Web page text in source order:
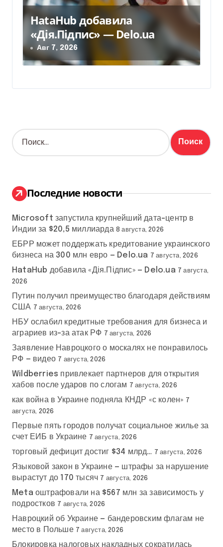
HataHub добавила
«Дія.Підпис» — Delo.ua
Авг 7, 2026
Н
а
:
Последние новости
Microsoft запустила крупнейший дата-центр в
Индии за $20,5 миллиарда 8 августа, 2026
ЕБРР может поддержать кредитование украинского
бизнеса на 300 млн евро — Delo.ua 7 августа, 2026
HataHub добавила «Дія.Підпис» — Delo.ua 7 августа,
2026
Путин получил преимущество благодаря действиям
США 7 августа, 2026
НБУ ослабил кредитные требования для бизнеса и
аграриев из-за атак РФ 7 августа, 2026
Заявление Навроцкого о москалях не понравилось
РФ — видео 7 августа, 2026
Wildberries привлекает партнеров для открытия
хабов после ударов по слогам 7 августа, 2026
как война в Украине подняла КНДР «с колен» 7
августа, 2026
Первые пять городов получат социальное жилье за
счет ЕИБ в Украине 7 августа, 2026
торговый дефицит достиг $34 млрд… 7 августа, 2026
Языковой закон в Украине — штрафы за нарушение
вырастут до 170 тысяч 7 августа, 2026
Meta оштрафовали на $567 млн за зависимость у
подростков 7 августа, 2026
Навроцкий об Украине — бандеровским флагам не
место в Польше 7 августа, 2026
Блокировка налоговых накладных сократилась